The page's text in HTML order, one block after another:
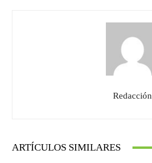
Redacción
ARTÍCULOS SIMILARES